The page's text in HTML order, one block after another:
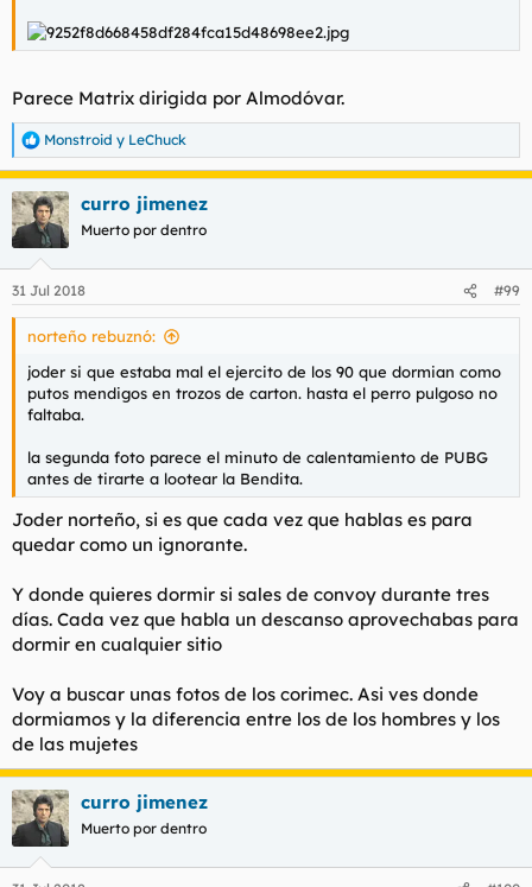
Parece Matrix dirigida por Almodóvar.
R
e
a
c
c
e
s
Monstroid y LeChuck
curro jimenez
Muerto por dentro
31 Jul 2018 #99
norteño rebuznó:
joder si que estaba mal el ejercito de los 90 que dormian como
putos mendigos en trozos de carton. hasta el perro pulgoso no
faltaba.
la segunda foto parece el minuto de calentamiento de PUBG
antes de tirarte a lootear la Bendita.
Joder norteño, si es que cada vez que hablas es para
quedar como un ignorante.
Y donde quieres dormir si sales de convoy durante tres
días. Cada vez que habla un descanso aprovechabas para
dormir en cualquier sitio
Voy a buscar unas fotos de los corimec. Asi ves donde
dormiamos y la diferencia entre los de los hombres y los
de las mujetes
curro jimenez
Muerto por dentro